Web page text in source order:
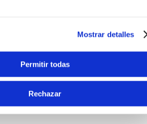
Mostrar detalles
Permitir todas
Rechazar
soporte inclinable y altura